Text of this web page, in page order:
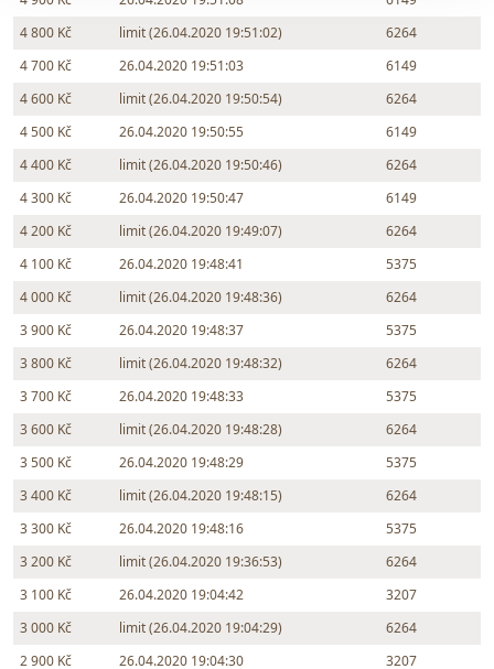
4 800 Kč
limit (26.04.2020 19:51:02)
6264
4 700 Kč
26.04.2020 19:51:03
6149
4 600 Kč
limit (26.04.2020 19:50:54)
6264
4 500 Kč
26.04.2020 19:50:55
6149
4 400 Kč
limit (26.04.2020 19:50:46)
6264
4 300 Kč
26.04.2020 19:50:47
6149
4 200 Kč
limit (26.04.2020 19:49:07)
6264
4 100 Kč
26.04.2020 19:48:41
5375
4 000 Kč
limit (26.04.2020 19:48:36)
6264
3 900 Kč
26.04.2020 19:48:37
5375
3 800 Kč
limit (26.04.2020 19:48:32)
6264
3 700 Kč
26.04.2020 19:48:33
5375
3 600 Kč
limit (26.04.2020 19:48:28)
6264
3 500 Kč
26.04.2020 19:48:29
5375
3 400 Kč
limit (26.04.2020 19:48:15)
6264
3 300 Kč
26.04.2020 19:48:16
5375
3 200 Kč
limit (26.04.2020 19:36:53)
6264
3 100 Kč
26.04.2020 19:04:42
3207
3 000 Kč
limit (26.04.2020 19:04:29)
6264
2 900 Kč
26.04.2020 19:04:30 3207